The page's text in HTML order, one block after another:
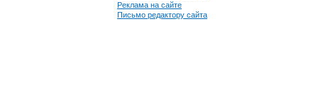
Реклама на сайте
Письмо редактору сайта